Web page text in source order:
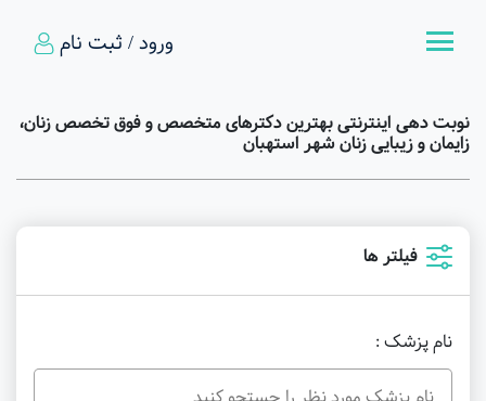
ورود / ثبت نام
نوبت دهی اینترنتی بهترین دکترهای متخصص و فوق تخصص زنان،
زایمان و زیبایی زنان شهر استهبان
فیلتر ها
نام پزشک :